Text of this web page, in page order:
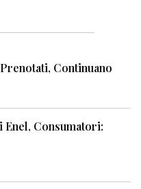
Continuano
Enel, Consumatori: